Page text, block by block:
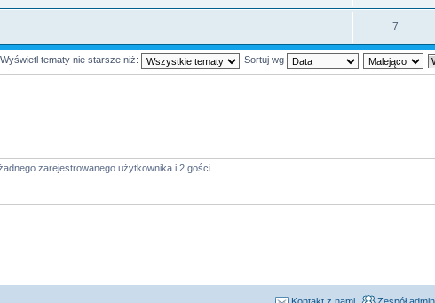
7
Wyświetl tematy nie starsze niż: Sortuj wg
zarejestrowanego użytkownika i 2 gości
Zespół
Kontakt z nami